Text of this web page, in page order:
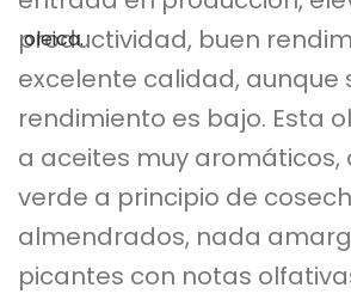
productividad, buen
excelente calidad, aunque
rendimiento es bajo. Esta
a aceites muy aromáticos,
verde a principio de
almendrados, nada
picantes con notas